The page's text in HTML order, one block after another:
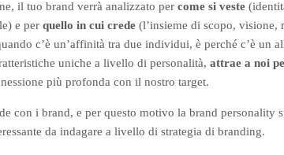
il tuo brand verrà analizzato per come si veste
e per quello in cui crede (l’insieme di scopo, visione,
c’è un’affinità tra due individui, è perché c’è un
uniche a livello di personalità, attrae a noi
più profonda con il nostro target.
con i brand, e per questo motivo la brand personality
da indagare a livello di strategia di branding.